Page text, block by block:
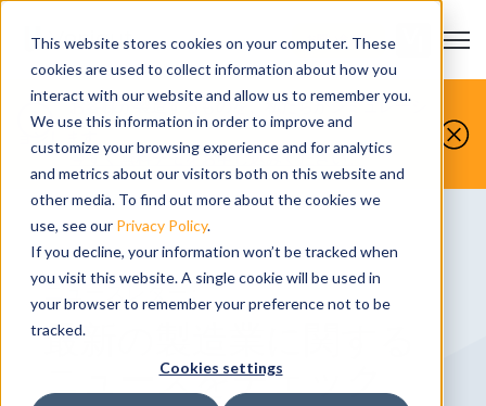
This website stores cookies on your computer. These
cookies are used to collect information about how you
interact with our website and allow us to remember you.
We use this information in order to improve and
customize your browsing experience and for analytics
and metrics about our visitors both on this website and
other media. To find out more about the cookies we
use, see our Privacy Policy.
If you decline, your information won’t be tracked when
you visit this website. A single cookie will be used in
your browser to remember your preference not to be
tracked.
Cookies settings
Open
お問い合わせ
お客様が製造するものを、私たちがシミュレーシ
ョンします。
今すぐ無料デモをお申し込みください。
ニュースレター:
最新の製造業に関する
ニュースをチェック